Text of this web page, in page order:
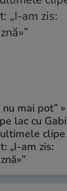
mai pot” »
lac cu Gabi
clipe
„I-am zis: